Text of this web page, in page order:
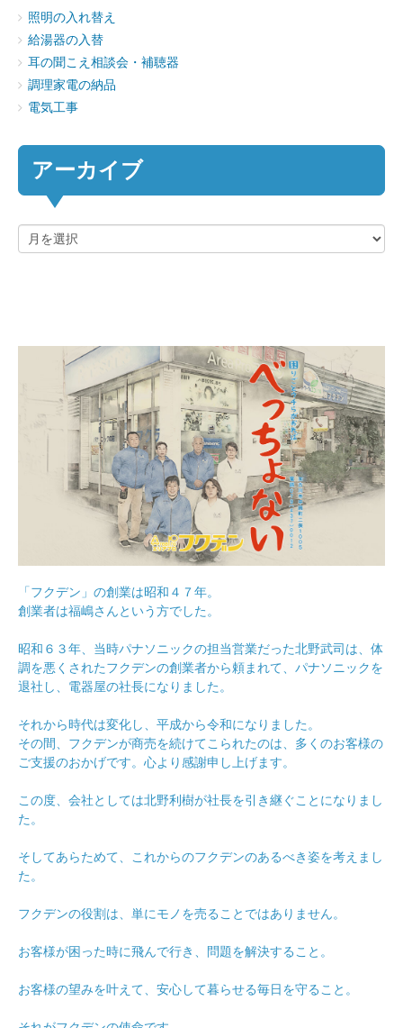
照明の入れ替え
給湯器の入替
耳の聞こえ相談会・補聴器
調理家電の納品
電気工事
アーカイブ
「フクデン」の創業は昭和４７年。
創業者は福嶋さんという方でした。
昭和６３年、当時パナソニックの担当営業だった北野武司は、体
調を悪くされたフクデンの創業者から頼まれて、パナソニックを
退社し、電器屋の社長になりました。
それから時代は変化し、平成から令和になりました。
その間、フクデンが商売を続けてこられたのは、多くのお客様の
ご支援のおかげです。心より感謝申し上げます。
この度、会社としては北野利樹が社長を引き継ぐことになりまし
た。
そしてあらためて、これからのフクデンのあるべき姿を考えまし
た。
フクデンの役割は、単にモノを売ることではありません。
お客様が困った時に飛んで行き、問題を解決すること。
お客様の望みを叶えて、安心して暮らせる毎日を守ること。